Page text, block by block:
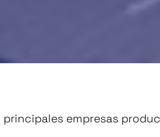
empresas